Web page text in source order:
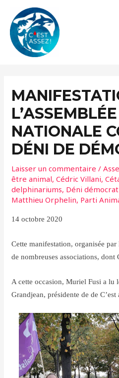
contenu
L’ASSEMBLÉE
NATIONALE
DÉNI DE
Laisser un commentaire /
être animal,Cédric Villani,
delphinariums, Déni
Matthieu Orphelin, Parti
14 octobre 2020
Cette manifestation, organisée
de nombreuses associations, dont
A cette occasion, Muriel Fusi a lu
Grandjean, présidente de de C’est